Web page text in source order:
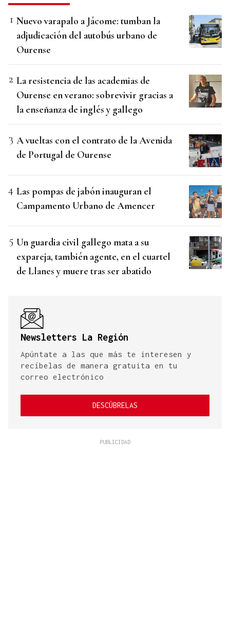
Nuevo varapalo a Jácome: tumban la
adjudicación del autobús urbano de
Ourense
La resistencia de las academias de
Ourense en verano: sobrevivir gracias a
la enseñanza de inglés y gallego
A vueltas con el contrato de la Avenida
de Portugal de Ourense
Las pompas de jabón inauguran el
Campamento Urbano de Amencer
Un guardia civil gallego mata a su
expareja, también agente, en el cuartel
de Llanes y muere tras ser abatido
Newsletters La Región
Apúntate a las que más te interesen y
recíbelas de manera gratuita en tu
correo electrónico
DESCÚBRELAS